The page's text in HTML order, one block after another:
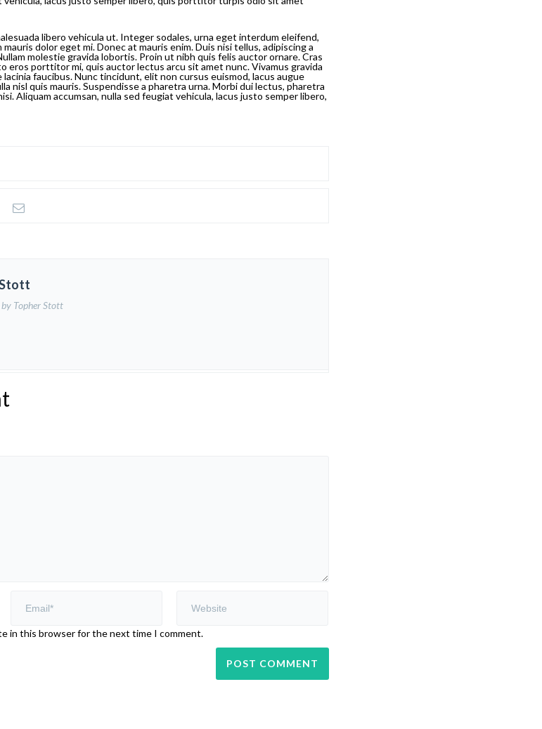
libero vehicula ut. Integer sodales, urna eget interdum eleifend,
dolor eget mi. Donec at mauris enim. Duis nisi tellus, adipiscing a
molestie gravida lobortis. Proin ut nibh quis felis auctor ornare. Cras
eros porttitor mi, quis auctor lectus arcu sit amet nunc. Vivamus gravida
faucibus. Nunc tincidunt, elit non cursus euismod, lacus augue
nisl quis mauris. Suspendisse a pharetra urna. Morbi dui lectus, pharetra
Aliquam accumsan, nulla sed feugiat vehicula, lacus justo semper libero,
Topher Stott
in this browser for the next time I comment.